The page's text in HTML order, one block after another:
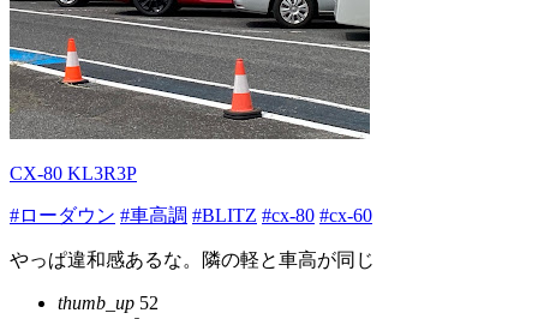
CX-80 KL3R3P
#ローダウン #車高調 #BLITZ #cx-80 #cx-60
やっぱ違和感あるな。隣の軽と車高が同じ
thumb_up 52